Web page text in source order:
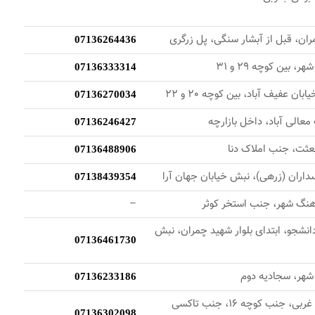
قبل از آبشار سنگی، پل زرگری 07136264436
بین کوچه 29 و 31 07136333314
عفیف آباد، بین کوچه 20 و 22 07136270034
آباد، داخل بازارچه 07136246427
جنب املاک دنا 07136488906
(زرهی)، نبش خیابان جهان آرا 07138439354
شهر، جنب استخر کوثر
–
ابتدای بلوار شهید چمران، نبش
07136461730
سجادیه دوم 07136233186
شیراز، قدوسی غربی، جنب کوچه 16، جنب تاکسی